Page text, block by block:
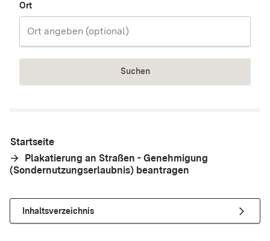
Ort
Suchen
Startseite
Plakatierung an Straßen - Genehmigung
(Sondernutzungserlaubnis) beantragen
Inhaltsverzeichnis